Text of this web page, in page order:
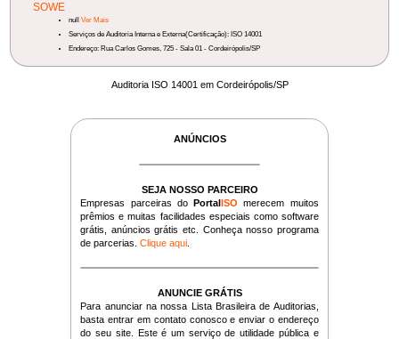
SOWE
nullVer Mais
Serviços de Auditoria Interna e Externa(Certificação): ISO 14001
Endereço: Rua Carlos Gomes, 725 - Sala 01 - Cordeirópolis/SP
Auditoria ISO 14001 em Cordeirópolis/SP
ANÚNCIOS
SEJA NOSSO PARCEIRO
Empresas parceiras doPortalISO merecem muitos
prêmios e muitas facilidades especiais como software
grátis, anúncios grátis etc. Conheça nosso programa
de parcerias.Clique aqui
ANUNCIE GRÁTIS
Para anunciar na nossa Lista Brasileira de Auditorias,
basta entrar em contato conosco e enviar o endereço
do seu site. Este é um serviço de utilidade pública e